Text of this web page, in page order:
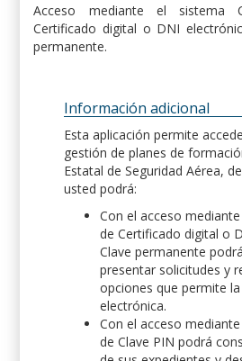
Acceso mediante el sistema
Certificado digital o DNI
permanente.
Información adicional
Esta aplicación permite
gestión de planes de
Estatal de Seguridad Aérea,
usted podrá:
Con el acceso
de Certificado digital o
Clave permanente
presentar solicitudes y
opciones que permite
electrónica.
Con el acceso
de Clave PIN podrá